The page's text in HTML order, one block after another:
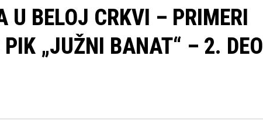
U BELOJ CRKVI – PRIMERI
PIK „JUŽNI BANAT“ – 2. DEO